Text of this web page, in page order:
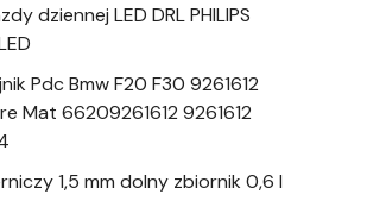
dziennej LED DRL PHILIPS
Pdc Bmw F20 F30 9261612
Mat 66209261612 9261612
1,5 mm dolny zbiornik 0,6 l